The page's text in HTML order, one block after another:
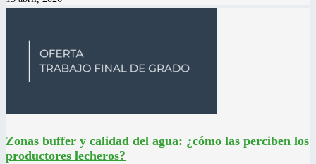
Zonas buffer y calidad del agua: ¿cómo las perciben los
productores lecheros?